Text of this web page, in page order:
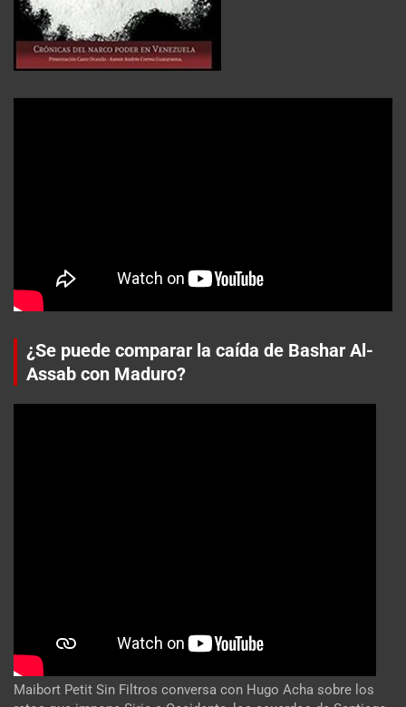
¿Se puede comparar la caída de Bashar Al-
Assab con Maduro?
Maibort Petit Sin Filtros conversa con Hugo Acha sobre los